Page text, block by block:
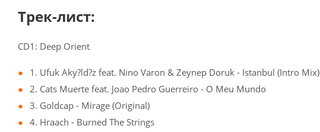
Трек-лист:
CD1: Deep Orient
1. Ufuk Aky?ld?z feat. Nino Varon & Zeynep Doruk - Istanbul (Intro Mix)
2. Cats Muerte feat. Joao Pedro Guerreiro - O Meu Mundo
3. Goldcap - Mirage (Original)
4. Hraach - Burned The Strings